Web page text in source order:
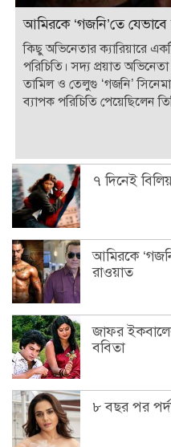
আমিরকে ‘গজনি’তে
কিছু অভিনেতার ক্যারিয়ারে
পরিচিতি। সদ্য প্রয়াত
তামিল ও তেলুগু ‘গজনি’
ব্যাপক পরিচিতি পেয়েছিলেন
৭ দিনেই
আমিরকে
রাওয়াত
জাফর
ববিতা
৮ বছর পর